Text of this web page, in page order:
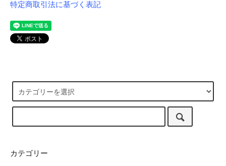
特定商取引法に基づく表記
カテゴリー